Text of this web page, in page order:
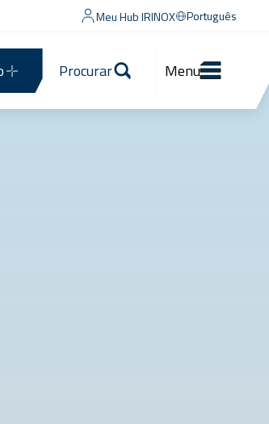
Meu Hub IRINOX Português
Procurar Menu